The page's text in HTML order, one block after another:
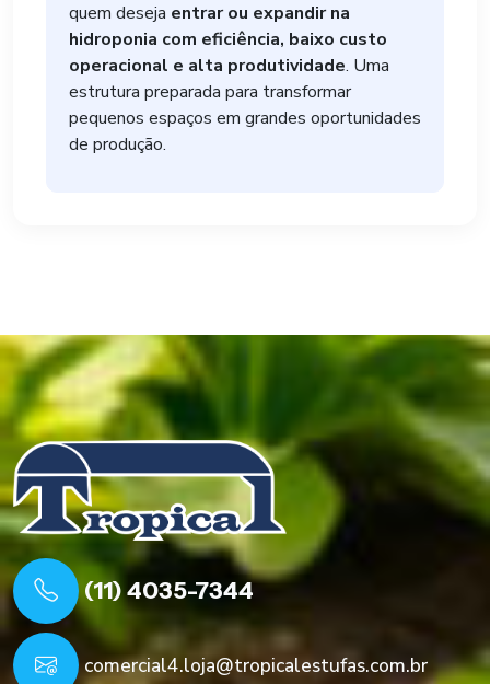
quem deseja entrar ou expandir na
hidroponia com eficiência, baixo custo
operacional e alta produtividade. Uma
estrutura preparada para transformar
pequenos espaços em grandes oportunidades
de produção.
(11) 4035-7344
comercial4.loja@tropicalestufas.com.br